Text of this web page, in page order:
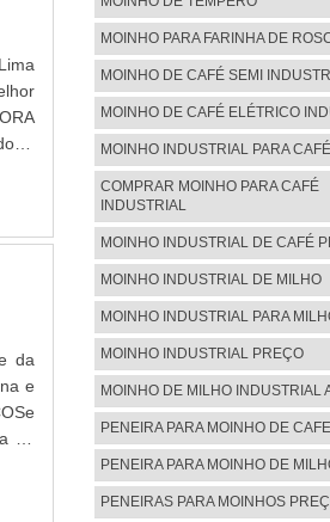
de
for
de
de
e
da
e
na
de
MOINHO PARA FARINHA DE
MOINHO DE CAFÉ SEMI
MOINHO DE CAFÉ ELÉTRICO
MOINHO INDUSTRIAL PARA CAFÉ
COMPRAR MOINHO PARA CAFÉ
INDUSTRIAL
MOINHO INDUSTRIAL DE CAFÉ
MOINHO INDUSTRIAL DE MILHO
MOINHO INDUSTRIAL PARA
MOINHO INDUSTRIAL PREÇO
MOINHO DE MILHO INDUSTRIAL
PENEIRA PARA MOINHO DE CAFE
PENEIRA PARA MOINHO DE
PENEIRAS PARA MOINHOS